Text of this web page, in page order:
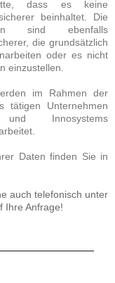
dass es keine
beinhaltet. Die
sind ebenfalls
die grundsätzlich
oder es nicht
einzustellen.
im Rahmen der
tätigen Unternehmen
Innosystems
Daten finden Sie in
auch telefonisch unter
Ihre Anfrage!